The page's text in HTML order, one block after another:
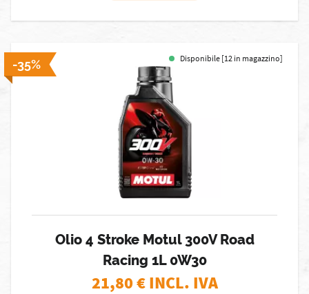
-35% Disponibile [12 in magazzino]
Olio 4 Stroke Motul 300V Road
Racing 1L 0W30
21,80€ INCL. IVA